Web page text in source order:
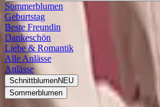
Sommerblumen
Geburtstag
Beste Freundin
Dankeschön
Liebe & Romantik
Alle Anlässe
Anlässe
SchnittblumenNEU
Sommerblumen